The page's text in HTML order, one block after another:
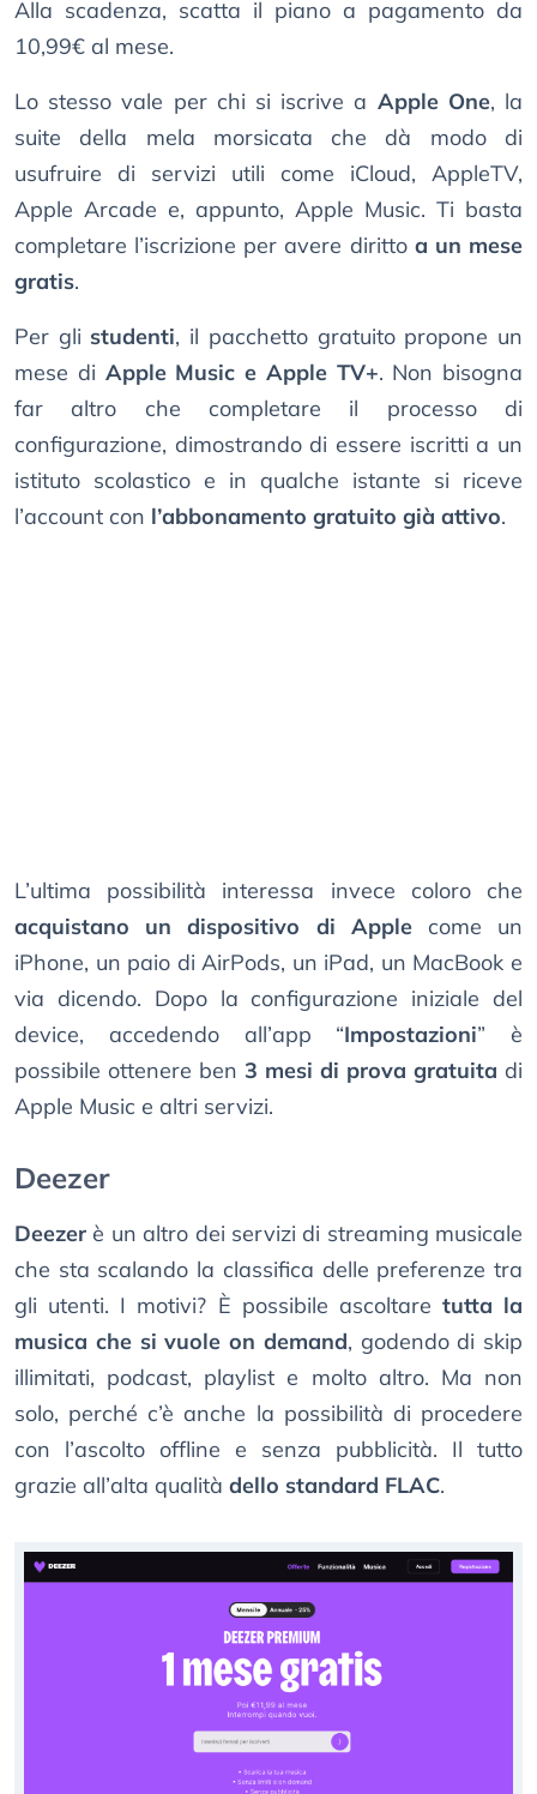
Alla scadenza, scatta il piano a pagamento da
10,99€ al mese.
Lo stesso vale per chi si iscrive a Apple One, la
suite della mela morsicata che dà modo di
usufruire di servizi utili come iCloud, AppleTV,
Apple Arcade e, appunto, Apple Music. Ti basta
completare l’iscrizione per avere diritto a un mese
gratis.
Per gli studenti, il pacchetto gratuito propone un
mese di Apple Music e Apple TV+. Non bisogna
far altro che completare il processo di
configurazione, dimostrando di essere iscritti a un
istituto scolastico e in qualche istante si riceve
l’account con l’abbonamento gratuito già attivo.
L’ultima possibilità interessa invece coloro che
acquistano un dispositivo di Applecome un
iPhone, un paio di AirPods, un iPad, un MacBook e
via dicendo. Dopo la configurazione iniziale del
device, accedendo all’app “Impostazioni” è
possibile ottenere ben 3 mesi di prova gratuita di
Apple Music e altri servizi.
Deezer
Deezer è un altro dei servizi di streaming musicale
che sta scalando la classifica delle preferenze tra
gli utenti. I motivi? È possibile ascoltare tutta la
musica che si vuole on demand, godendo di skip
illimitati, podcast, playlist e molto altro. Ma non
solo, perché c’è anche la possibilità di procedere
con l’ascolto offline e senza pubblicità. Il tutto
grazie all’alta qualità dello standard FLAC.